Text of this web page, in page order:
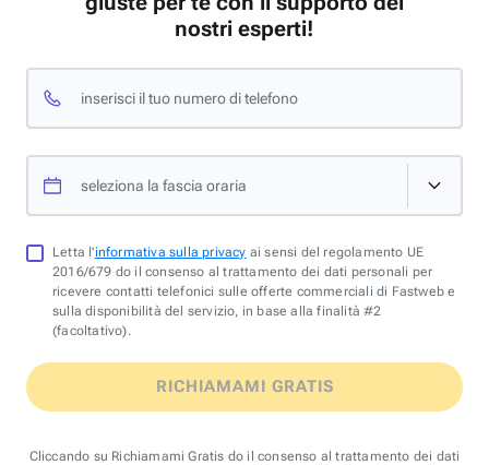
nostri esperti!
inserisci il tuo numero di telefono
seleziona la fascia oraria
Letta l'informativa sulla privacy ai sensi del regolamento UE
2016/679 do il consenso al trattamento dei dati personali per
ricevere contatti telefonici sulle offerte commerciali di Fastweb e
sulla disponibilità del servizio, in base alla finalità #2
(facoltativo).
RICHIAMAMI GRATIS
Cliccando su Richiamami Gratis do il consenso al trattamento dei dati